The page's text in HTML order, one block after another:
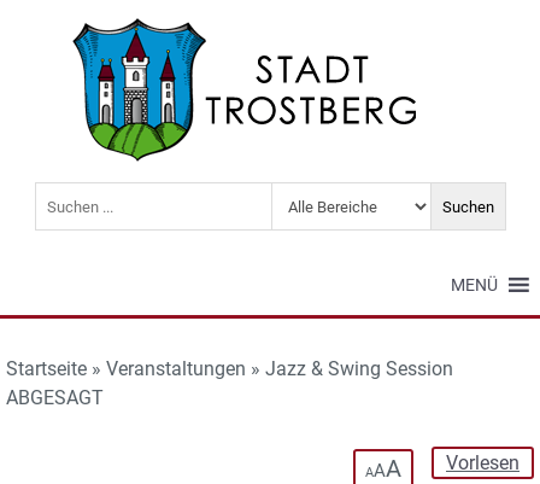
MENÜ
Startseite » Veranstaltungen » Jazz & Swing Session
ABGESAGT
Vorlesen
AAA